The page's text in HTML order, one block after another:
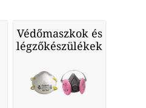
Védőmaszkok és
légzőkészülékek